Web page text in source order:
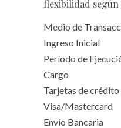
flexibilidad según
Medio de
Ingreso Inicial
Período de
Cargo
Tarjetas de crédito
Visa/Mastercard
Envío Bancaria